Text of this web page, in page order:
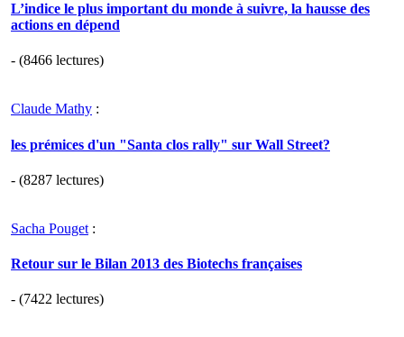
L’indice le plus important du monde à suivre, la hausse des
actions en dépend
- (8466 lectures)
Claude Mathy :
les prémices d'un "Santa clos rally" sur Wall Street?
- (8287 lectures)
Sacha Pouget :
Retour sur le Bilan 2013 des Biotechs françaises
- (7422 lectures)